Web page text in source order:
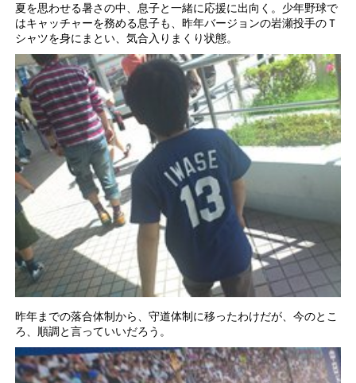
夏を思わせる暑さの中、息子と一緒に応援に出向く。少年野球で
はキャッチャーを務める息子も、昨年バージョンの岩瀬投手のＴ
シャツを身にまとい、気合入りまくり状態。
昨年までの落合体制から、守道体制に移ったわけだが、今のとこ
ろ、順調と言っていいだろう。